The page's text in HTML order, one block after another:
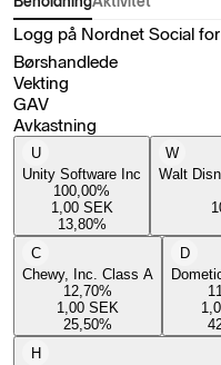
Logg på Nordnet Social
Børshandlede
Vekting
GAV
Avkastning
U
Unity Software Inc
100,00%
1,00 SEK
13,80%
W
Walt
C
Chewy, Inc. Class A
12,70%
1,00 SEK
25,50%
D
H